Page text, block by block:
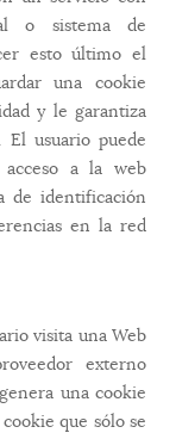
o sistema de
esto último el
una cookie
y le garantiza
El usuario puede
a la web
de identificación
en la red
visita una Web
externo
una cookie
que sólo se